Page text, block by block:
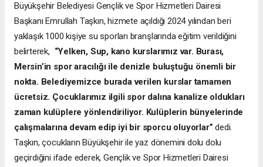
Büyükşehir Belediyesi Gençlik ve Spor Hizmetleri Dairesi
Başkanı Emrullah Taşkın, hizmete açıldığı 2024 yılından beri
yaklaşık 1000 kişiye su sporları branşlarında eğitim verildiğini
belirterek, “Yelken, Sup, kano kurslarımız var. Burası,
Mersin’in spor aracılığı ile denizle buluştuğu önemli bir
nokta. Belediyemizce burada verilen kurslar tamamen
ücretsiz. Çocuklarımız ilgili spor dalına kanalize oldukları
zaman kulüplere yönlendiriliyor. Kulüplerin bünyelerinde
çalışmalarına devam edip iyi bir sporcu oluyorlar” dedi.
Taşkın, çocukların Büyükşehir ile yaz dönemini dolu dolu
geçirdiğini ifade ederek, Gençlik ve Spor Hizmetleri Dairesi